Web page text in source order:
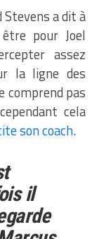
a dit à
pour Joel
assez
la ligne des
comprend pas
cela
son coach.
il